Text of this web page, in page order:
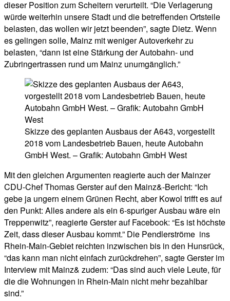
dieser Position zum Scheitern verurteilt. “Die Verlagerung
würde weiterhin unsere Stadt und die betreffenden Ortsteile
belasten, das wollen wir jetzt beenden”, sagte Dietz. Wenn
es gelingen solle, Mainz mit weniger Autoverkehr zu
belasten, “dann ist eine Stärkung der Autobahn- und
Zubringertrassen rund um Mainz unumgänglich.”
Skizze des geplanten Ausbaus der A643, vorgestellt
2018 vom Landesbetrieb Bauen, heute Autobahn
GmbH West. – Grafik: Autobahn GmbH West
Mit den gleichen Argumenten reagierte auch der Mainzer
CDU-Chef Thomas Gerster auf den Mainz&-Bericht: “Ich
gebe ja ungern einem Grünen Recht, aber Kowol trifft es auf
den Punkt: Alles andere als ein 6-spuriger Ausbau wäre ein
Treppenwitz”, reagierte Gerster auf Facebook: “Es ist höchste
Zeit, dass dieser Ausbau kommt.” Die Pendlerströme ins
Rhein-Main-Gebiet reichten inzwischen bis in den Hunsrück,
“das kann man nicht einfach zurückdrehen”, sagte Gerster im
Interview mit Mainz& zudem: “Das sind auch viele Leute, für
die die Wohnungen in Rhein-Main nicht mehr bezahlbar
sind.”